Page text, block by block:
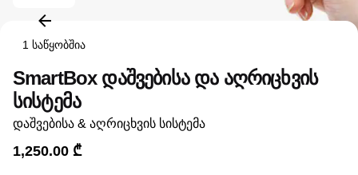
1 საწყობშია
SmartBox დაშვებისა და აღრიცხვის
სისტემა
დაშვებისა & აღრიცხვის სისტემა
1,250.00 ₾